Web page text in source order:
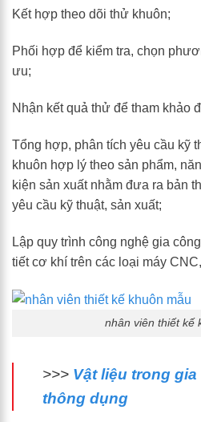
Kết hợp theo dõi thử khuôn;
Phối hợp để kiểm tra, chọn
ưu;
Nhận kết quả thử để tham khảo
Tổng hợp, phân tích yêu cầu kỹ
khuôn hợp lý theo sản phẩm,
kiện sản xuất nhằm đưa ra bản
yêu cầu kỹ thuật, sản xuất;
Lập quy trình công nghệ gia
tiết cơ khí trên các loại máy
nhân viên thiết kế
>>> Vật liệu trong
thông dụng